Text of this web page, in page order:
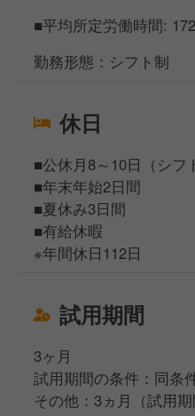
■平均所定労働時間:
勤務形態：シフト制
休日
■公休月8～10日（シフ
■年末年始2日間
■夏休み3日間
■有給休暇
※年間休日112日
試用期間
3ヶ月
試用期間の条件：同条
その他：3ヵ月（試用期